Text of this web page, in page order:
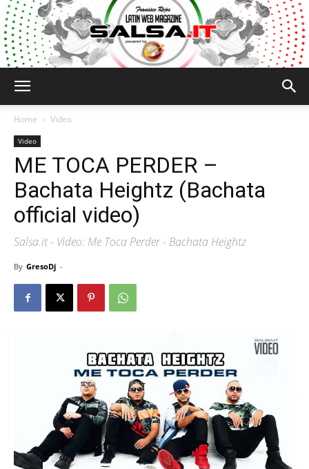
Home Video
Video
ME TOCA PERDER –
Bachata Heightz (Bachata
official video)
Salsa.it - Video: Me Toca Perder - Bachata Heightz
By GresoDj -